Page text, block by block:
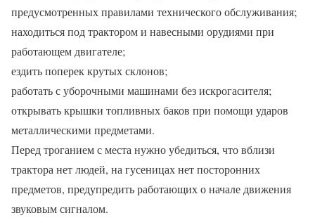
предусмотренных правилами технического обслуживания;
находиться под трактором и навесными орудиями при
работающем двигателе;
ездить поперек крутых склонов;
работать с уборочными машинами без искрогасителя;
открывать крышки топливных баков при помощи ударов
металлическими предметами.
Перед троганием с места нужно убедиться, что вблизи
трактора нет людей, на гусеницах нет посторонних
предметов, предупредить работающих о начале движения
звуковым сигналом.